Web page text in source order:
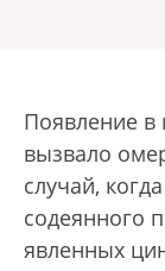
Появление в
вызвало
случай,
содеянного
явленных